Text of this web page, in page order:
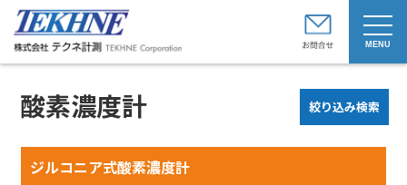
t
o
g
g
e
n
a
v
酸素濃度計 絞り込み検索
ジルコニア式酸素濃度計